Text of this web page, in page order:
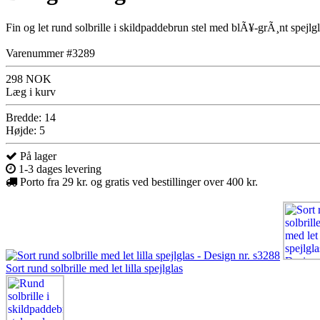
Fin og let rund solbrille i skildpaddebrun stel med blÃ¥-grÃ¸nt
Varenummer #3289
298 NOK
Læg i kurv
Bredde: 14
Højde: 5
På lager
1-3 dages levering
Porto fra 29 kr. og gratis ved bestillinger over 400 kr.
Sort rund solbrille med let lilla spejlglas